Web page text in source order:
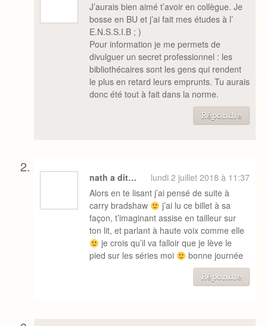
J’aurais bien aimé t’avoir en collègue. Je
bosse en BU et j’ai fait mes études à l’
E.N.S.S.I.B ; )
Pour information je me permets de
divulguer un secret professionnel : les
bibliothécaires sont les gens qui rendent
le plus en retard leurs emprunts. Tu aurais
donc été tout à fait dans la norme.
Répondre
nath a dit…
lundi 2 juillet 2018 à 11:37
Alors en te lisant j’ai pensé de suite à
carry bradshaw
j’ai lu ce billet à sa
façon, t’imaginant assise en tailleur sur
ton lit, et parlant à haute voix comme elle
je crois qu’il va falloir que je lève le
pied sur les séries moi
bonne journée
Répondre